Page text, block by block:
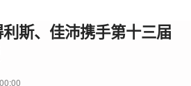
斯、佳沛携手第十三届